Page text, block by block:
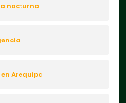
nocturna
Arequipa